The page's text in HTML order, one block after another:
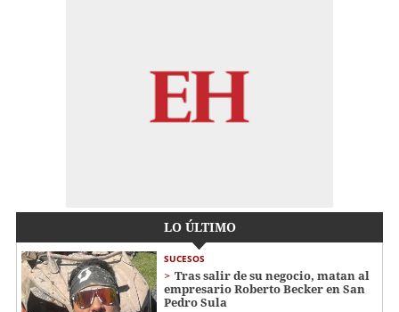
LO ÚLTIMO
SUCESOS
Tras salir de su negocio, matan al
empresario Roberto Becker en San
Pedro Sula